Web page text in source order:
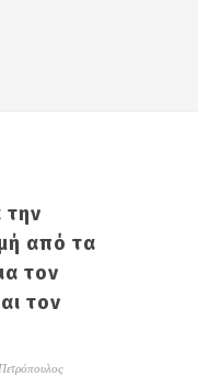
την
από τα
τον
τον